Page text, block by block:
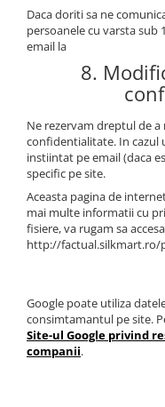
Daca doriti sa ne
persoanele cu varsta sub
email la
8.
Ne rezervam dreptul de
confidentialitate. In cazul
instiintat pe email (daca
specific pe site.
Aceasta pagina de
mai multe informatii cu
fisiere, va rugam sa
http://factual.silkmart.ro/
Google poate utiliza
consimtamantul pe site.
Site-ul Google privind
companii.